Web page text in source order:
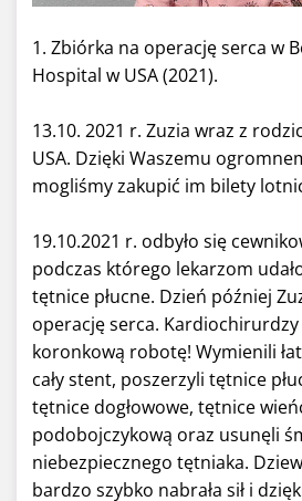
1. Zbiórka na operację serca w
Hospital w USA (2021).
13.10. 2021 r. Zuzia wraz z
USA. Dzięki Waszemu
mogliśmy zakupić im bilety
19.10.2021 r. odbyło się
podczas którego lekarzom
tętnice płucne. Dzień później
operację serca.
koronkową robotę! Wymienili
cały stent, poszerzyli tętnice
tętnice dogłowowe, tętnice
podobojczykową oraz usunęli
niebezpiecznego tętniaka.
bardzo szybko nabrała sił i